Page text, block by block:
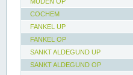
COCHEM
FANKEL UP
FANKEL OP
SANKT ALDEGUND UP
SANKT ALDEGUND OP